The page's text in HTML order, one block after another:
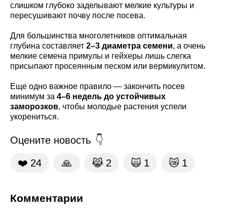
слишком глубоко заделывают мелкие культуры и
пересушивают почву после посева.
Для большинства многолетников оптимальная
глубина составляет 2–3 диаметра семени, а очень
мелкие семена примулы и гейхеры лишь слегка
присыпают просеянным песком или вермикулитом.
Еще одно важное правило — закончить посев
минимум за 4–6 недель до устойчивых
заморозков, чтобы молодые растения успели
укорениться.
Оцените новость
❤️ 24 🙏 😹 2 🙀 1 😿 1
Комментарии